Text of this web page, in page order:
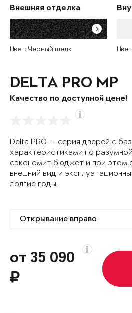
Внешняя отделка
Цвет: Черный шелк
DELTA PRO MP
Качество по доступной цене!
Delta PRO — серия дверей с
характеристиками по
сэкономит бюджет и при этом
внешний вид и
долгие годы.
от 35 090